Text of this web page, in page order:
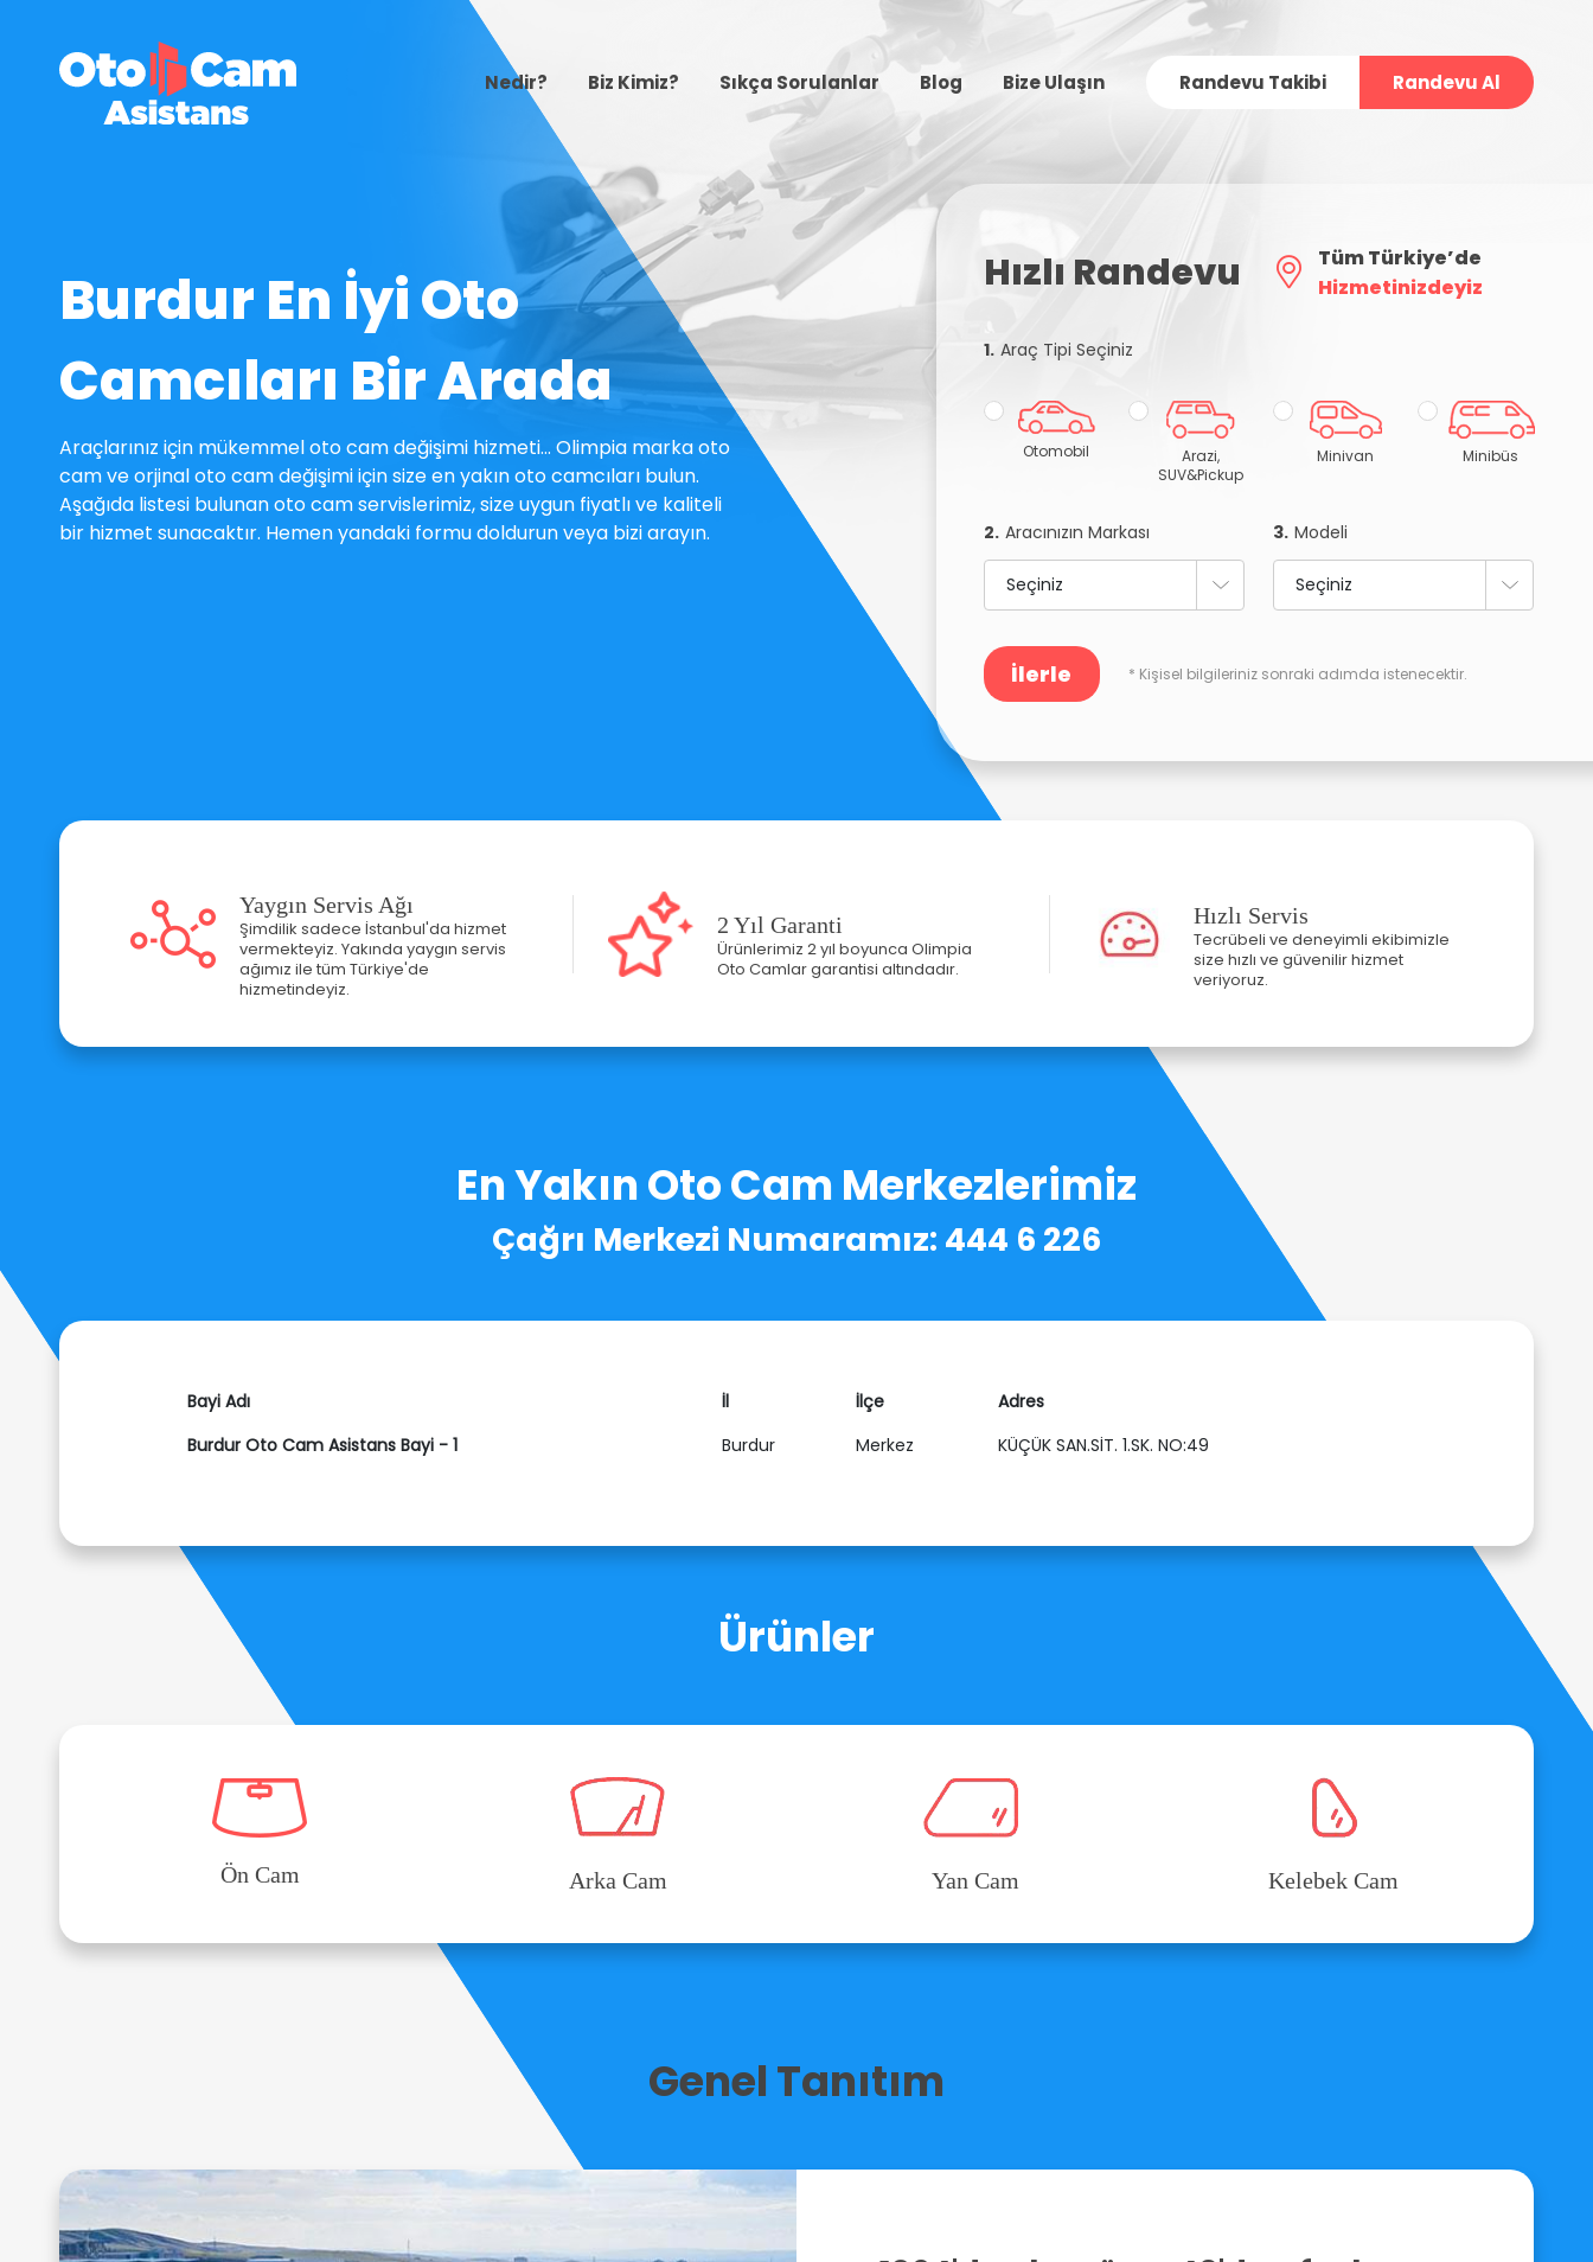
Nedir? Biz Kimiz? Sıkça Sorulanlar Blog Bize Ulaşın Randevu Takibi Randevu Al
Burdur En İyi Oto
Camcıları Bir Arada
Araçlarınız için mükemmel oto cam değişimi hizmeti... Olimpia marka oto
cam ve orjinal oto cam değişimi için size en yakın oto camcıları bulun.
Aşağıda listesi bulunan oto cam servislerimiz, size uygun fiyatlı ve kaliteli
bir hizmet sunacaktır. Hemen yandaki formu doldurun veya bizi arayın.
Hızlı Randevu
Tüm Türkiye’de
Hizmetinizdeyiz
1. Araç Tipi Seçiniz
Otomobil
Arazi,
SUV&Pickup
Minivan Minibüs
2. Aracınızın Markası 3. Modeli
İlerle * Kişisel bilgileriniz sonraki adımda istenecektir.
Yaygın Servis Ağı
Şimdilik sadece İstanbul'da hizmet
vermekteyiz. Yakında yaygın servis
ağımız ile tüm Türkiye'de
hizmetindeyiz.
2 Yıl Garanti
Ürünlerimiz 2 yıl boyunca Olimpia
Oto Camlar garantisi altındadır.
Hızlı Servis
Tecrübeli ve deneyimli ekibimizle
size hızlı ve güvenilir hizmet
veriyoruz.
En Yakın Oto Cam Merkezlerimiz
Çağrı Merkezi Numaramız: 444 6 226
Bayi Adı İl İlçe
Adres
Burdur Oto Cam Asistans Bayi - 1
Burdur Merkez KÜÇÜK SAN.SİT. 1.SK. NO:49
Ürünler
Ön Cam Arka Cam Yan Cam Kelebek Cam
Genel Tanıtım